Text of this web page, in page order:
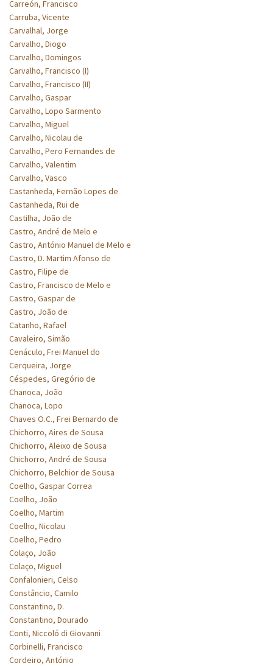
Carreón, Francisco
Carruba, Vicente
Carvalhal, Jorge
Carvalho, Diogo
Carvalho, Domingos
Carvalho, Francisco (I)
Carvalho, Francisco (II)
Carvalho, Gaspar
Carvalho, Lopo Sarmento
Carvalho, Miguel
Carvalho, Nicolau de
Carvalho, Pero Fernandes de
Carvalho, Valentim
Carvalho, Vasco
Castanheda, Fernão Lopes de
Castanheda, Rui de
Castilha, João de
Castro, André de Melo e
Castro, António Manuel de Melo e
Castro, D. Martim Afonso de
Castro, Filipe de
Castro, Francisco de Melo e
Castro, Gaspar de
Castro, João de
Catanho, Rafael
Cavaleiro, Simão
Cenáculo, Frei Manuel do
Cerqueira, Jorge
Céspedes, Gregório de
Chanoca, João
Chanoca, Lopo
Chaves O.C., Frei Bernardo de
Chichorro, Aires de Sousa
Chichorro, Aleixo de Sousa
Chichorro, André de Sousa
Chichorro, Belchior de Sousa
Coelho, Gaspar Correa
Coelho, João
Coelho, Martim
Coelho, Nicolau
Coelho, Pedro
Colaço, João
Colaço, Miguel
Confalonieri, Celso
Constâncio, Camilo
Constantino, D.
Constantino, Dourado
Conti, Niccoló di Giovanni
Corbinelli, Francisco
Cordeiro, António